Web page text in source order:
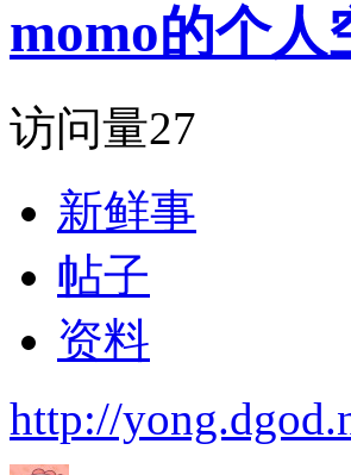
momo的个人
访问量27
新鲜事
帖子
资料
http://